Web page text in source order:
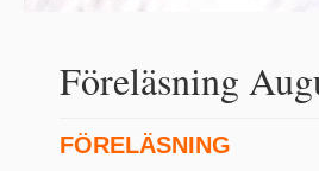
Föreläsning
FÖRELÄSNING